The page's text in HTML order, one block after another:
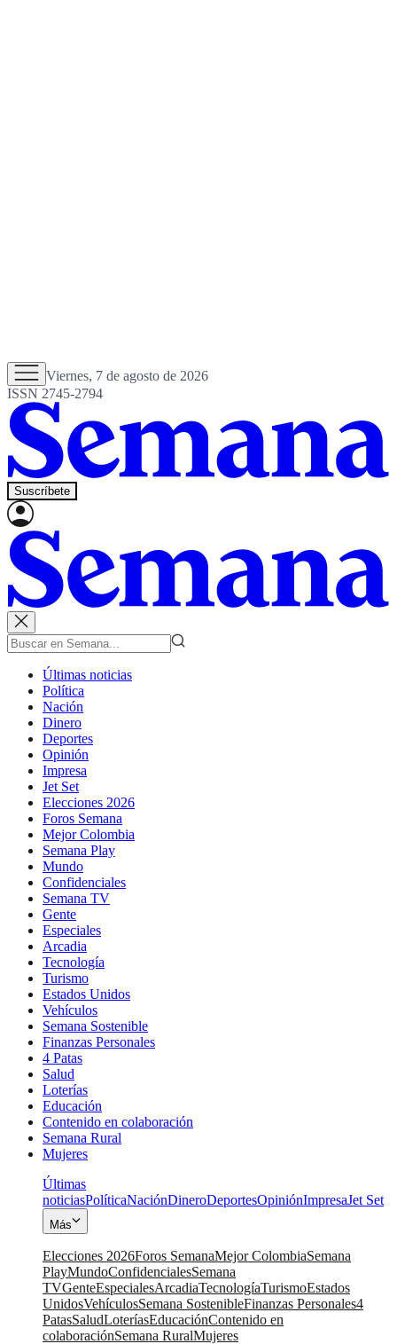
Viernes, 7 de agosto de 2026
ISSN 2745-2794
Suscríbete
Últimas noticias
Política
Nación
Dinero
Deportes
Opinión
Impresa
Jet Set
Elecciones 2026
Foros Semana
Mejor Colombia
Semana Play
Mundo
Confidenciales
Semana TV
Gente
Especiales
Arcadia
Tecnología
Turismo
Estados Unidos
Vehículos
Semana Sostenible
Finanzas Personales
4 Patas
Salud
Loterías
Educación
Contenido en colaboración
Semana Rural
Mujeres
Últimas
noticiasPolíticaNaciónDineroDeportesOpiniónImpresaJet Set
Más
Elecciones 2026Foros SemanaMejor ColombiaSemana
PlayMundoConfidencialesSemana
TVGenteEspecialesArcadiaTecnologíaTurismoEstados
UnidosVehículosSemana SostenibleFinanzas Personales4
PatasSaludLoteríasEducaciónContenido en
colaboraciónSemana RuralMujeres